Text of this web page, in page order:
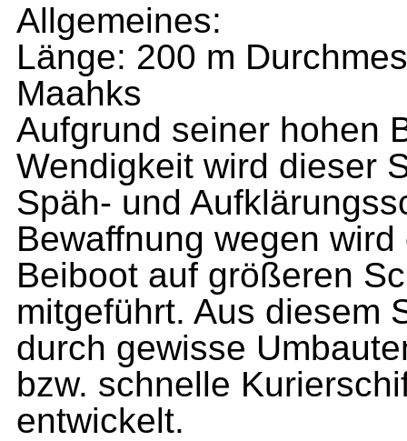
Allgemeines:
Länge: 200 m
Maahks
Aufgrund seiner hohen
Wendigkeit wird dieser
Späh- und
Bewaffnung wegen
Beiboot auf größeren
mitgeführt. Aus diesem
durch gewisse
bzw. schnelle
entwickelt.